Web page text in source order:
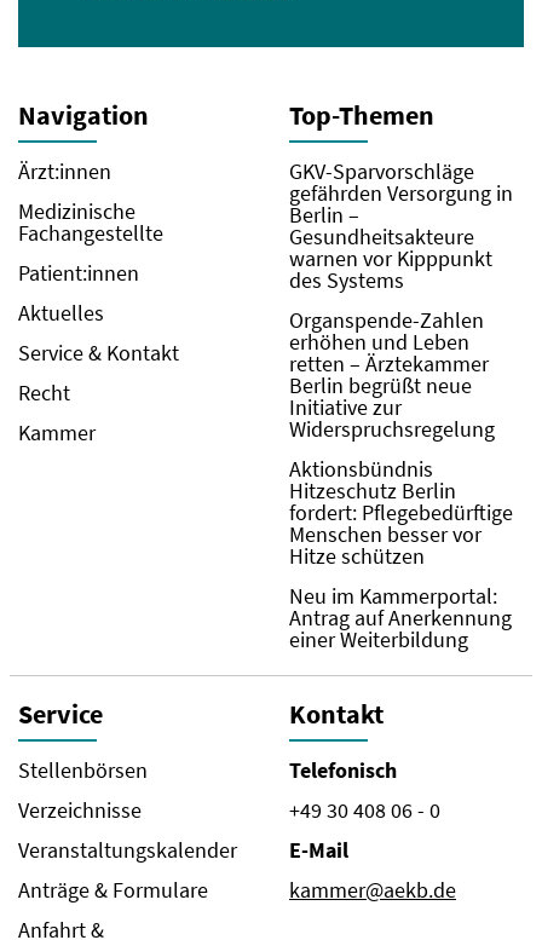
Navigation
Ärzt:innen
Medizinische
Fachangestellte
Patient:innen
Aktuelles
Service & Kontakt
Recht
Kammer
Top-Themen
GKV-Sparvorschläge
gefährden Versorgung in
Berlin –
Gesundheitsakteure
warnen vor Kipppunkt
des Systems
Organspende-Zahlen
erhöhen und Leben
retten – Ärztekammer
Berlin begrüßt neue
Initiative zur
Widerspruchsregelung
Aktionsbündnis
Hitzeschutz Berlin
fordert: Pflegebedürftige
Menschen besser vor
Hitze schützen
Neu im Kammerportal:
Antrag auf Anerkennung
einer Weiterbildung
Service
Stellenbörsen
Verzeichnisse
Veranstaltungskalender
Anträge & Formulare
Anfahrt &
Kontakt
Telefonisch
+49 30 408 06 - 0
E-Mail
kammer@aekb.de